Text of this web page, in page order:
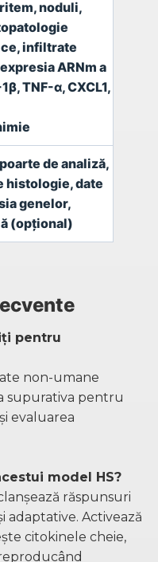
noduli,
infiltrate
ARNm a
TNF-α, CXCL1,
de analiză,
histologie, date
genelor,
(opțional)
pentru
non-umane
supurativa pentru
evaluarea
model HS?
răspunsuri
Activează
citokinele cheie,
reproducând